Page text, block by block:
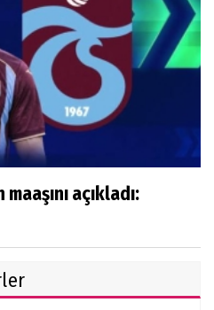
açıkladı: